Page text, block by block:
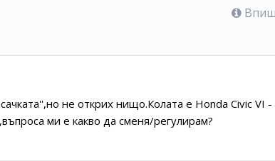
не открих нищо.Колата е Honda Civic VI
ми е какво да сменя/регулирам?